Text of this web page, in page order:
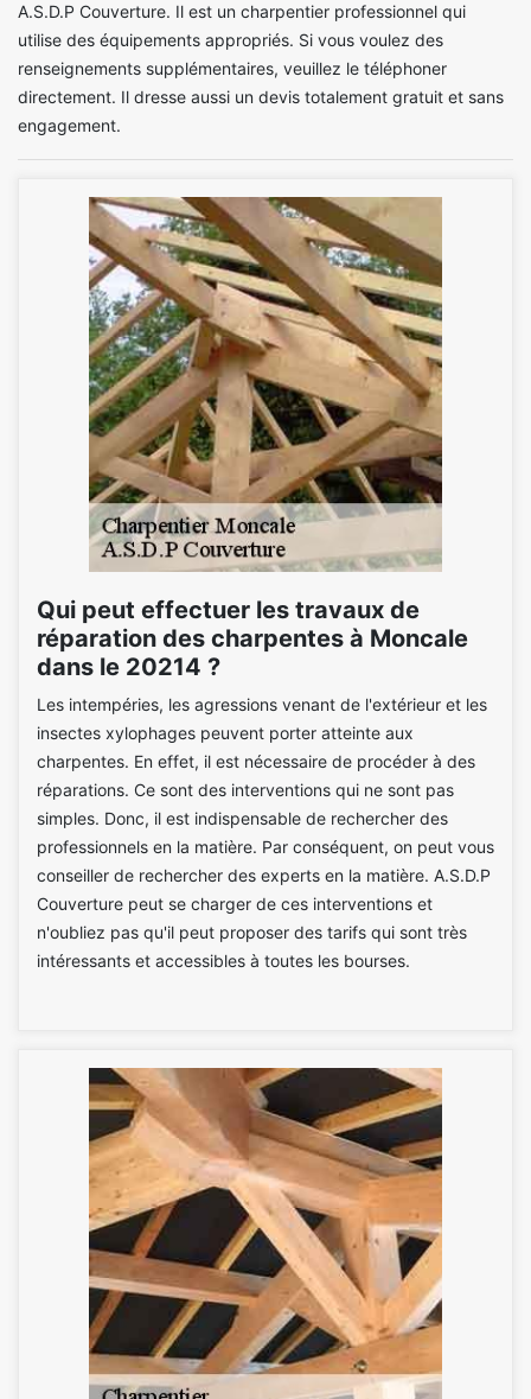
A.S.D.P Couverture. Il est un charpentier professionnel qui
utilise des équipements appropriés. Si vous voulez des
renseignements supplémentaires, veuillez le téléphoner
directement. Il dresse aussi un devis totalement gratuit et sans
engagement.
Qui peut effectuer les travaux de
réparation des charpentes à Moncale
dans le 20214 ?
Les intempéries, les agressions venant de l'extérieur et les
insectes xylophages peuvent porter atteinte aux
charpentes. En effet, il est nécessaire de procéder à des
réparations. Ce sont des interventions qui ne sont pas
simples. Donc, il est indispensable de rechercher des
professionnels en la matière. Par conséquent, on peut vous
conseiller de rechercher des experts en la matière. A.S.D.P
Couverture peut se charger de ces interventions et
n'oubliez pas qu'il peut proposer des tarifs qui sont très
intéressants et accessibles à toutes les bourses.